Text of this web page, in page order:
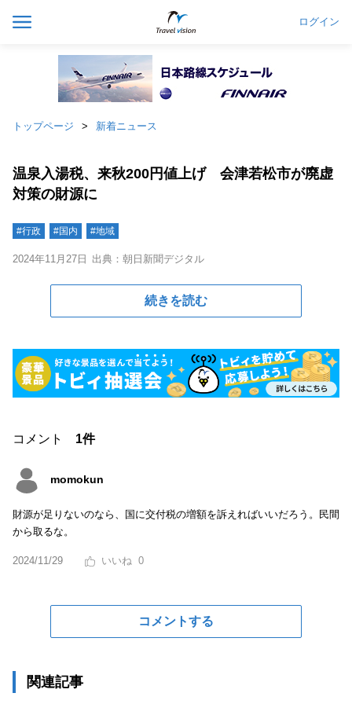
ログイン
トップページ 新着ニュース
温泉入湯税、来秋200円値上げ 会津若松市が廃虚
対策の財源に
#行政 #国内 #地域
2024年11月27日 出典：朝日新聞デジタル
続きを読む
コメント 1件
momokun
財源が足りないのなら、国に交付税の増額を訴えればいいだろう。民間
から取るな。
2024/11/29 0
コメントする
関連記事